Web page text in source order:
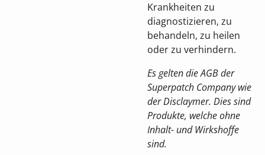
Krankheiten zu
diagnostizieren, zu
behandeln, zu heilen
oder zu verhindern.
Es gelten die AGB der
Superpatch Company wie
der Disclaymer. Dies sind
Produkte, welche ohne
Inhalt- und Wirkshoffe
sind.